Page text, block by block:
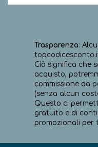
Trasparenza:
Ciò significa che
acquisto,
commissione da
(senza alcun
Questo ci
gratuito e di
promozionali per